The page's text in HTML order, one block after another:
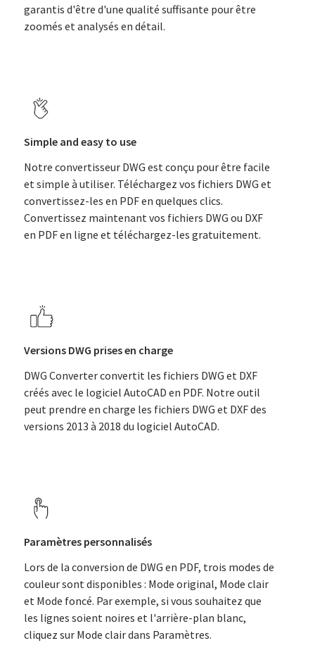
garantis d'être d'une qualité suffisante pour être
zoomés et analysés en détail.
Simple and easy to use
Notre convertisseur DWG est conçu pour être facile
et simple à utiliser. Téléchargez vos fichiers DWG et
convertissez-les en PDF en quelques clics.
Convertissez maintenant vos fichiers DWG ou DXF
en PDF en ligne et téléchargez-les gratuitement.
Versions DWG prises en charge
DWG Converter convertit les fichiers DWG et DXF
créés avec le logiciel AutoCAD en PDF. Notre outil
peut prendre en charge les fichiers DWG et DXF des
versions 2013 à 2018 du logiciel AutoCAD.
Paramètres personnalisés
Lors de la conversion de DWG en PDF, trois modes de
couleur sont disponibles : Mode original, Mode clair
et Mode foncé. Par exemple, si vous souhaitez que
les lignes soient noires et l'arrière-plan blanc,
cliquez sur Mode clair dans Paramètres.